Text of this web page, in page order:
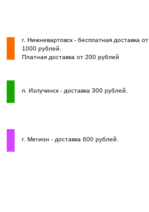
г. Мегион - доставка 600 рублей.
п. Излучинск - доставка 300 рублей.
г. Нижневартовск - бесплатная доставка от
1000 рублей.
Платная доставка от 200 рублей